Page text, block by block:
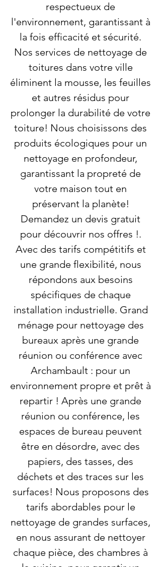
respectueux de
l'environnement, garantissant à
la fois efficacité et sécurité.
Nos services de nettoyage de
toitures dans votre ville
éliminent la mousse, les feuilles
et autres résidus pour
prolonger la durabilité de votre
toiture! Nous choisissons des
produits écologiques pour un
nettoyage en profondeur,
garantissant la propreté de
votre maison tout en
préservant la planète!
Demandez un devis gratuit
pour découvrir nos offres !.
Avec des tarifs compétitifs et
une grande flexibilité, nous
répondons aux besoins
spécifiques de chaque
installation industrielle. Grand
ménage pour nettoyage des
bureaux après une grande
réunion ou conférence avec
Archambault : pour un
environnement propre et prêt à
repartir ! Après une grande
réunion ou conférence, les
espaces de bureau peuvent
être en désordre, avec des
papiers, des tasses, des
déchets et des traces sur les
surfaces! Nous proposons des
tarifs abordables pour le
nettoyage de grandes surfaces,
en nous assurant de nettoyer
chaque pièce, des chambres à